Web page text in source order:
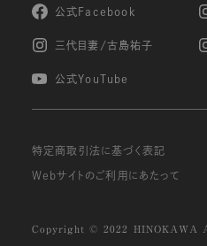
公式Facebook
三代目妻/古島祐子
公式YouTube
特定商取引法に基づく表記
Webサイトのご利用にあたって
Copyright © 2022 HINOKAWA